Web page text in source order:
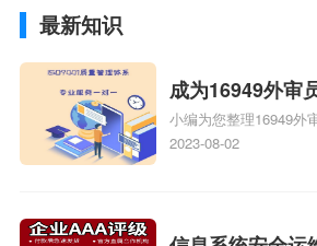
最新知识
成为16949外审
16949
小编为您整理16949外
能成为注册的
2023-08-02